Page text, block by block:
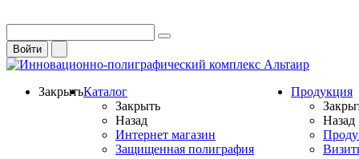
Войти
ЗакрытьКаталог
Закрыть
Назад
Интернет магазин
Защищенная полиграфия
Продукция
Назад